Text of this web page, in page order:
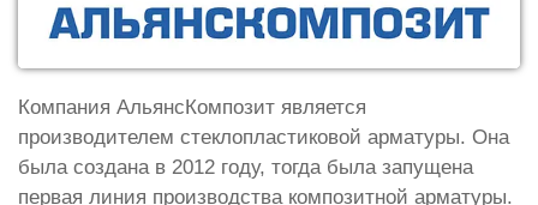
Компания АльянсКомпозит является
производителем стеклопластиковой арматуры. Она
была создана в 2012 году, тогда была запущена
первая линия производства композитной арматуры.